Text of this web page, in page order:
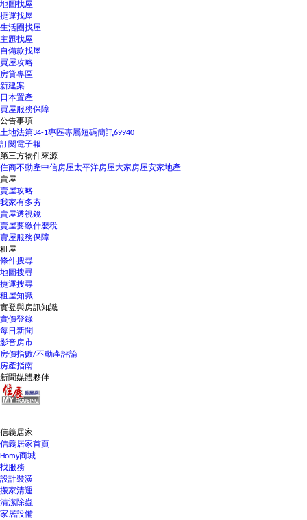
地圖找屋
捷運找屋
生活圈找屋
主題找屋
自備款找屋
買屋攻略
房貸專區
新建案
日本置產
買屋服務保障
公告事項
土地法第34-1專區專屬短碼簡訊69940
訂閱電子報
第三方物件來源
住商不動產中信房屋太平洋房屋大家房屋安家地產
賣屋
賣屋攻略
我家有多夯
賣屋透視鏡
賣屋要繳什麼稅
賣屋服務保障
租屋
條件搜尋
地圖搜尋
捷運搜尋
租屋知識
實登與房訊知識
實價登錄
每日新聞
影音房市
房價指數/不動產評論
房產指南
新聞媒體夥伴
信義居家
信義居家首頁
Homy商城
找服務
設計裝潢
搬家清運
清潔除蟲
家居設備